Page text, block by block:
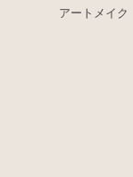
アートメイク